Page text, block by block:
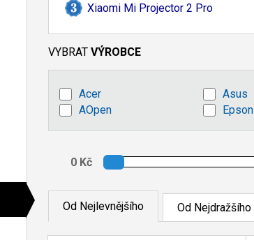
Xiaomi Mi Projector 2 Pro
VYBRAT VÝROBCE
Acer Asus
AOpen
Epson
Od Nejlevnějšího Od Nejdražšího